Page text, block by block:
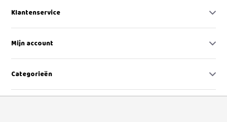
Klantenservice
Mijn account
Categorieën